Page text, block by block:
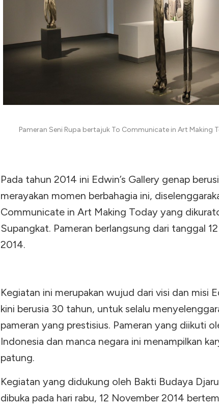
Pameran Seni Rupa bertajuk To Communicate in Art Making
Pada tahun 2014 ini Edwin’s Gallery genap
merayakan momen berbahagia ini,
Communicate in Art Making Today yang
Supangkat. Pameran berlangsung dari tanggal
2014.
Kegiatan ini merupakan wujud dari visi dan misi
kini berusia 30 tahun, untuk selalu
pameran yang prestisius. Pameran yang diikuti
Indonesia dan manca negara ini menampilkan
patung.
Kegiatan yang didukung oleh Bakti Budaya
dibuka pada hari rabu, 12 November 2014